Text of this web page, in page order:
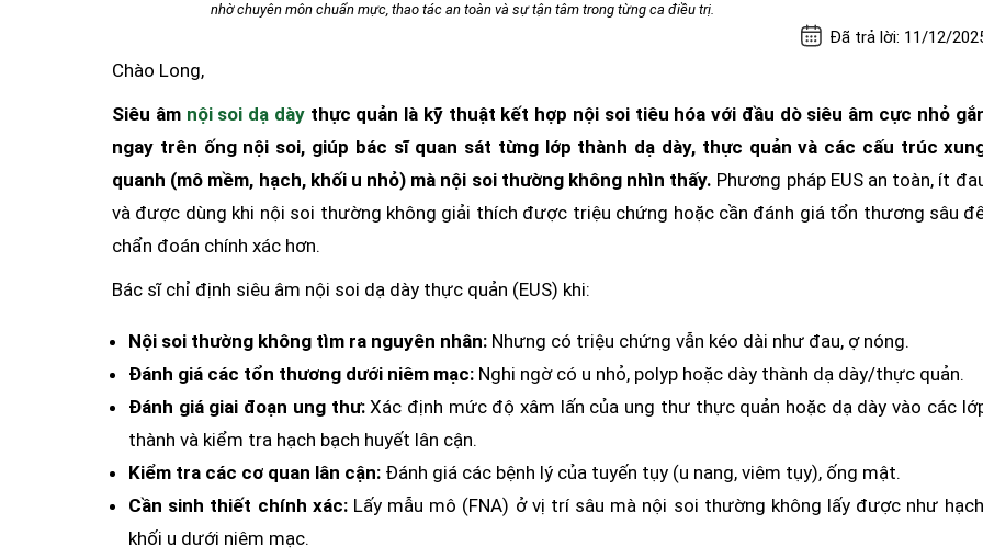
nhờ chuyên môn chuẩn mực, thao tác an toàn và sự tận tâm trong từng ca điều trị.
Đã trả lời: 11/12/
Chào Long,
Siêu âm nội soi dạ dàythực quản là kỹ thuật kết hợp nội soi tiêu hóa với đầu dò siêu âm cực nhỏ
ngay trên ống nội soi, giúp bác sĩ quan sát từng lớp thành dạ dày, thực quản và các cấu trúc
quanh (mô mềm, hạch, khối u nhỏ) mà nội soi thường không nhìn thấy. Phương pháp EUS an toàn, ít
và được dùng khi nội soi thường không giải thích được triệu chứng hoặc cần đánh giá tổn thương sâu
chẩn đoán chính xác hơn.
Bác sĩ chỉ định siêu âm nội soi dạ dày thực quản (EUS) khi:
Nội soi thường không tìm ra nguyên nhân: Nhưng có triệu chứng vẫn kéo dài như đau, ợ nóng.
Đánh giá các tổn thương dưới niêm mạc: Nghi ngờ có u nhỏ, polyp hoặc dày thành dạ dày/thực quản.
Đánh giá giai đoạn ung thư:Xác định mức độ xâm lấn của ung thư thực quản hoặc dạ dày vào các
thành và kiểm tra hạch bạch huyết lân cận.
Kiểm tra các cơ quan lân cận: Đánh giá các bệnh lý của tuyến tụy (u nang, viêm tụy), ống mật.
Cần sinh thiết chính xác:Lấy mẫu mô (FNA) ở vị trí sâu mà nội soi thường không lấy được như
khối u dưới niêm mạc.